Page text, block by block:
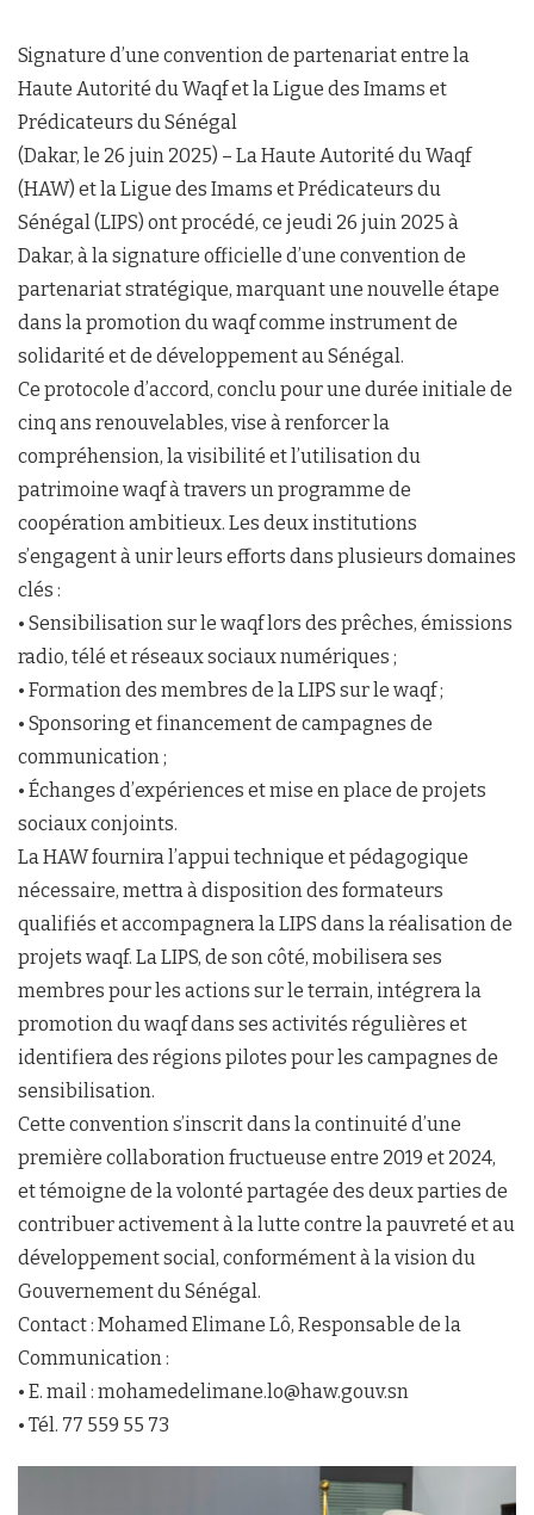
Signature d’une convention de partenariat entre la
Haute Autorité du Waqf et la Ligue des Imams et
Prédicateurs du Sénégal
(Dakar, le 26 juin 2025) – La Haute Autorité du Waqf
(HAW) et la Ligue des Imams et Prédicateurs du
Sénégal (LIPS) ont procédé, ce jeudi 26 juin 2025 à
Dakar, à la signature officielle d’une convention de
partenariat stratégique, marquant une nouvelle étape
dans la promotion du waqf comme instrument de
solidarité et de développement au Sénégal.
Ce protocole d’accord, conclu pour une durée initiale de
cinq ans renouvelables, vise à renforcer la
compréhension, la visibilité et l’utilisation du
patrimoine waqf à travers un programme de
coopération ambitieux. Les deux institutions
s’engagent à unir leurs efforts dans plusieurs domaines
clés :
• Sensibilisation sur le waqf lors des prêches, émissions
radio, télé et réseaux sociaux numériques ;
• Formation des membres de la LIPS sur le waqf ;
• Sponsoring et financement de campagnes de
communication ;
• Échanges d’expériences et mise en place de projets
sociaux conjoints.
La HAW fournira l’appui technique et pédagogique
nécessaire, mettra à disposition des formateurs
qualifiés et accompagnera la LIPS dans la réalisation de
projets waqf. La LIPS, de son côté, mobilisera ses
membres pour les actions sur le terrain, intégrera la
promotion du waqf dans ses activités régulières et
identifiera des régions pilotes pour les campagnes de
sensibilisation.
Cette convention s’inscrit dans la continuité d’une
première collaboration fructueuse entre 2019 et 2024,
et témoigne de la volonté partagée des deux parties de
contribuer activement à la lutte contre la pauvreté et au
développement social, conformément à la vision du
Gouvernement du Sénégal.
Contact : Mohamed Elimane Lô, Responsable de la
Communication :
• E. mail : mohamedelimane.lo@haw.gouv.sn
• Tél. 77 559 55 73